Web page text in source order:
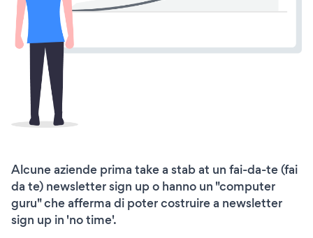
Alcune aziende prima take a stab at un fai-da-te (fai
da te) newsletter sign up o hanno un "computer
guru" che afferma di poter costruire a newsletter
sign up in 'no time'.